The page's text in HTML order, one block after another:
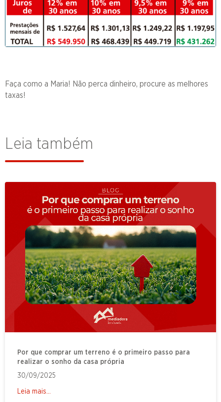
Faça como a Maria! Não perca dinheiro, procure as melhores
taxas!
Leia também
Por que comprar um terreno é o primeiro passo para
realizar o sonho da casa própria
30/09/2025
Leia mais...